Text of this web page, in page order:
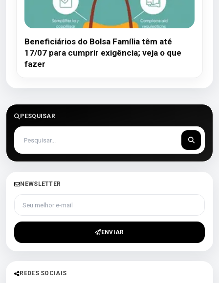
Beneficiários do Bolsa Família têm até
17/07 para cumprir exigência; veja o que
fazer
PESQUISAR
NEWSLETTER
Seu melhor e-mail
ENVIAR
REDES SOCIAIS